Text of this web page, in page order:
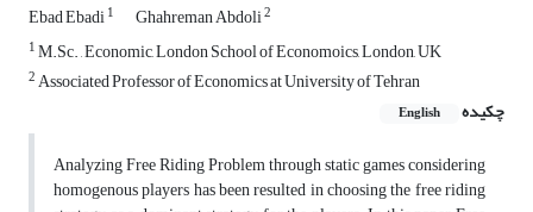
Ebad Ebadi1 Ghahreman Abdoli2
1M.Sc. , Economic, London School of Economoics, London, UK
2Associated Professor of Economics at University of Tehran
چکیده
English
Analyzing Free Riding Problem through static games considering
homogenous players has been resulted in choosing the free riding